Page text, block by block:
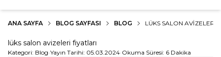
ANA SAYFA BLOG SAYFASI BLOG LÜKS SALON AVIZELERI
lüks salon avizeleri fiyatları
Kategori: Blog•Yayın Tarihi: 05.03.2024• Okuma Süresi: 6 Dakika